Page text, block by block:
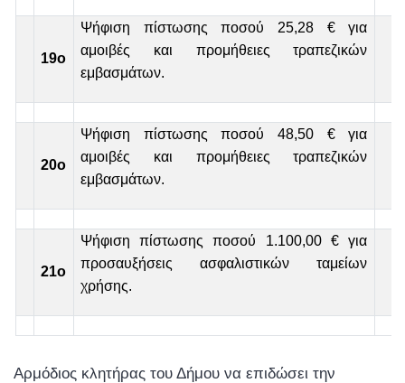
19ο
Ψήφιση πίστωσης ποσού 25,28 € για
αμοιβές και προμήθειες τραπεζικών
εμβασμάτων.
20ο
Ψήφιση πίστωσης ποσού 48,50 € για
αμοιβές και προμήθειες τραπεζικών
εμβασμάτων.
21ο
Ψήφιση πίστωσης ποσού 1.100,00 € για
προσαυξήσεις ασφαλιστικών ταμείων
χρήσης.
Αρμόδιος κλητήρας του Δήμου να επιδώσει την